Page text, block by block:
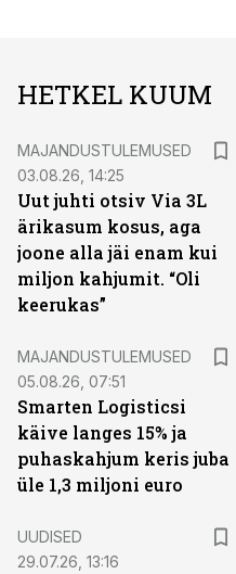
HETKEL KUUM
MAJANDUSTULEMUSED
03.08.26, 14:25
Uut juhti otsiv Via 3L
ärikasum kosus, aga
joone alla jäi enam kui
miljon kahjumit. “Oli
keerukas”
MAJANDUSTULEMUSED
05.08.26, 07:51
Smarten Logisticsi
käive langes 15% ja
puhaskahjum keris juba
üle 1,3 miljoni euro
UUDISED
29.07.26, 13:16